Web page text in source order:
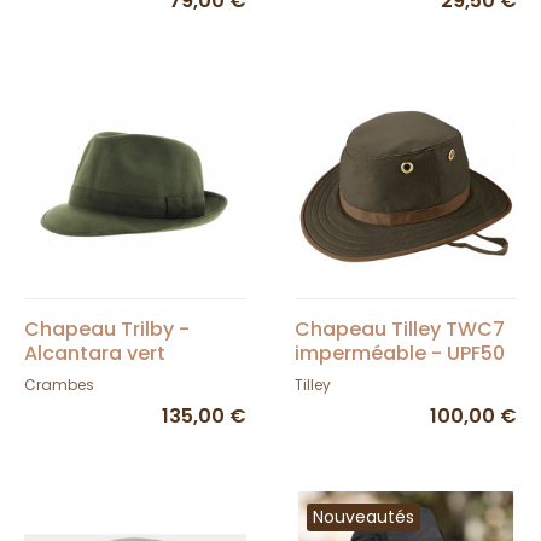
Chapeau Trilby -
Alcantara vert
Crambes
135,00 €
Chapeau Tilley TWC7
imperméable - UPF50
+
Tilley
100,00 €
Nouveautés